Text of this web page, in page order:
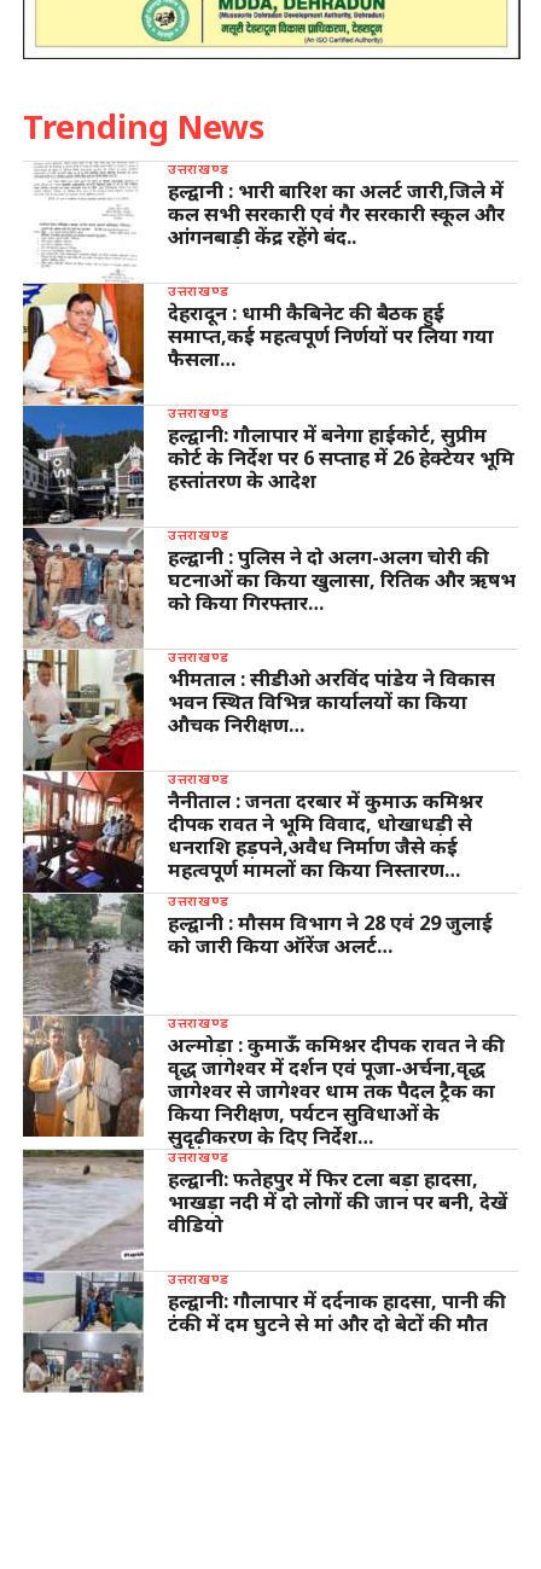
Trending News
उत्तराखण्ड
हल्द्वानी : भारी बारिश का अलर्ट जारी,जिले में
कल सभी सरकारी एवं गैर सरकारी स्कूल और
आंगनबाड़ी केंद्र रहेंगे बंद..
उत्तराखण्ड
देहरादून : धामी कैबिनेट की बैठक हुई
समाप्त,कई महत्वपूर्ण निर्णयों पर लिया गया
फैसला…
उत्तराखण्ड
हल्द्वानी: गौलापार में बनेगा हाईकोर्ट, सुप्रीम
कोर्ट के निर्देश पर 6 सप्ताह में 26 हेक्टेयर भूमि
हस्तांतरण के आदेश
उत्तराखण्ड
हल्द्वानी : पुलिस ने दो अलग-अलग चोरी की
घटनाओं का किया खुलासा, रितिक और ऋषभ
को किया गिरफ्तार…
उत्तराखण्ड
भीमताल : सीडीओ अरविंद पांडेय ने विकास
भवन स्थित विभिन्न कार्यालयों का किया
औचक निरीक्षण…
उत्तराखण्ड
नैनीताल : जनता दरबार में कुमाऊ कमिश्नर
दीपक रावत ने भूमि विवाद, धोखाधड़ी से
धनराशि हड़पने,अवैध निर्माण जैसे कई
महत्वपूर्ण मामलों का किया निस्तारण…
उत्तराखण्ड
हल्द्वानी : मौसम विभाग ने 28 एवं 29 जुलाई
को जारी किया ऑरेंज अलर्ट…
उत्तराखण्ड
अल्मोड़ा : कुमाऊँ कमिश्नर दीपक रावत ने की
वृद्ध जागेश्वर में दर्शन एवं पूजा-अर्चना,वृद्ध
जागेश्वर से जागेश्वर धाम तक पैदल ट्रैक का
किया निरीक्षण, पर्यटन सुविधाओं के
सुदृढ़ीकरण के दिए निर्देश…
उत्तराखण्ड
हल्द्वानी: फतेहपुर में फिर टला बड़ा हादसा,
भाखड़ा नदी में दो लोगों की जान पर बनी, देखें
वीडियो
उत्तराखण्ड
हल्द्वानी: गौलापार में दर्दनाक हादसा, पानी की
टंकी में दम घुटने से मां और दो बेटों की मौत